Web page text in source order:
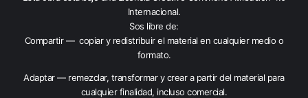
Internacional.
Sos libre de:
Compartir — copiar y redistribuir el material en cualquier medio o
formato.
Adaptar — remezclar, transformar y crear a partir del material para
cualquier finalidad, incluso comercial.